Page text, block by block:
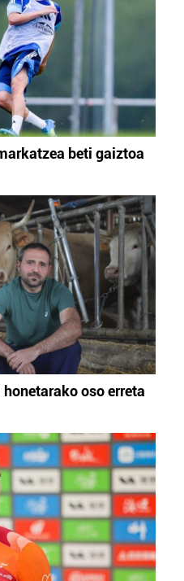
beti gaiztoa
oso erreta